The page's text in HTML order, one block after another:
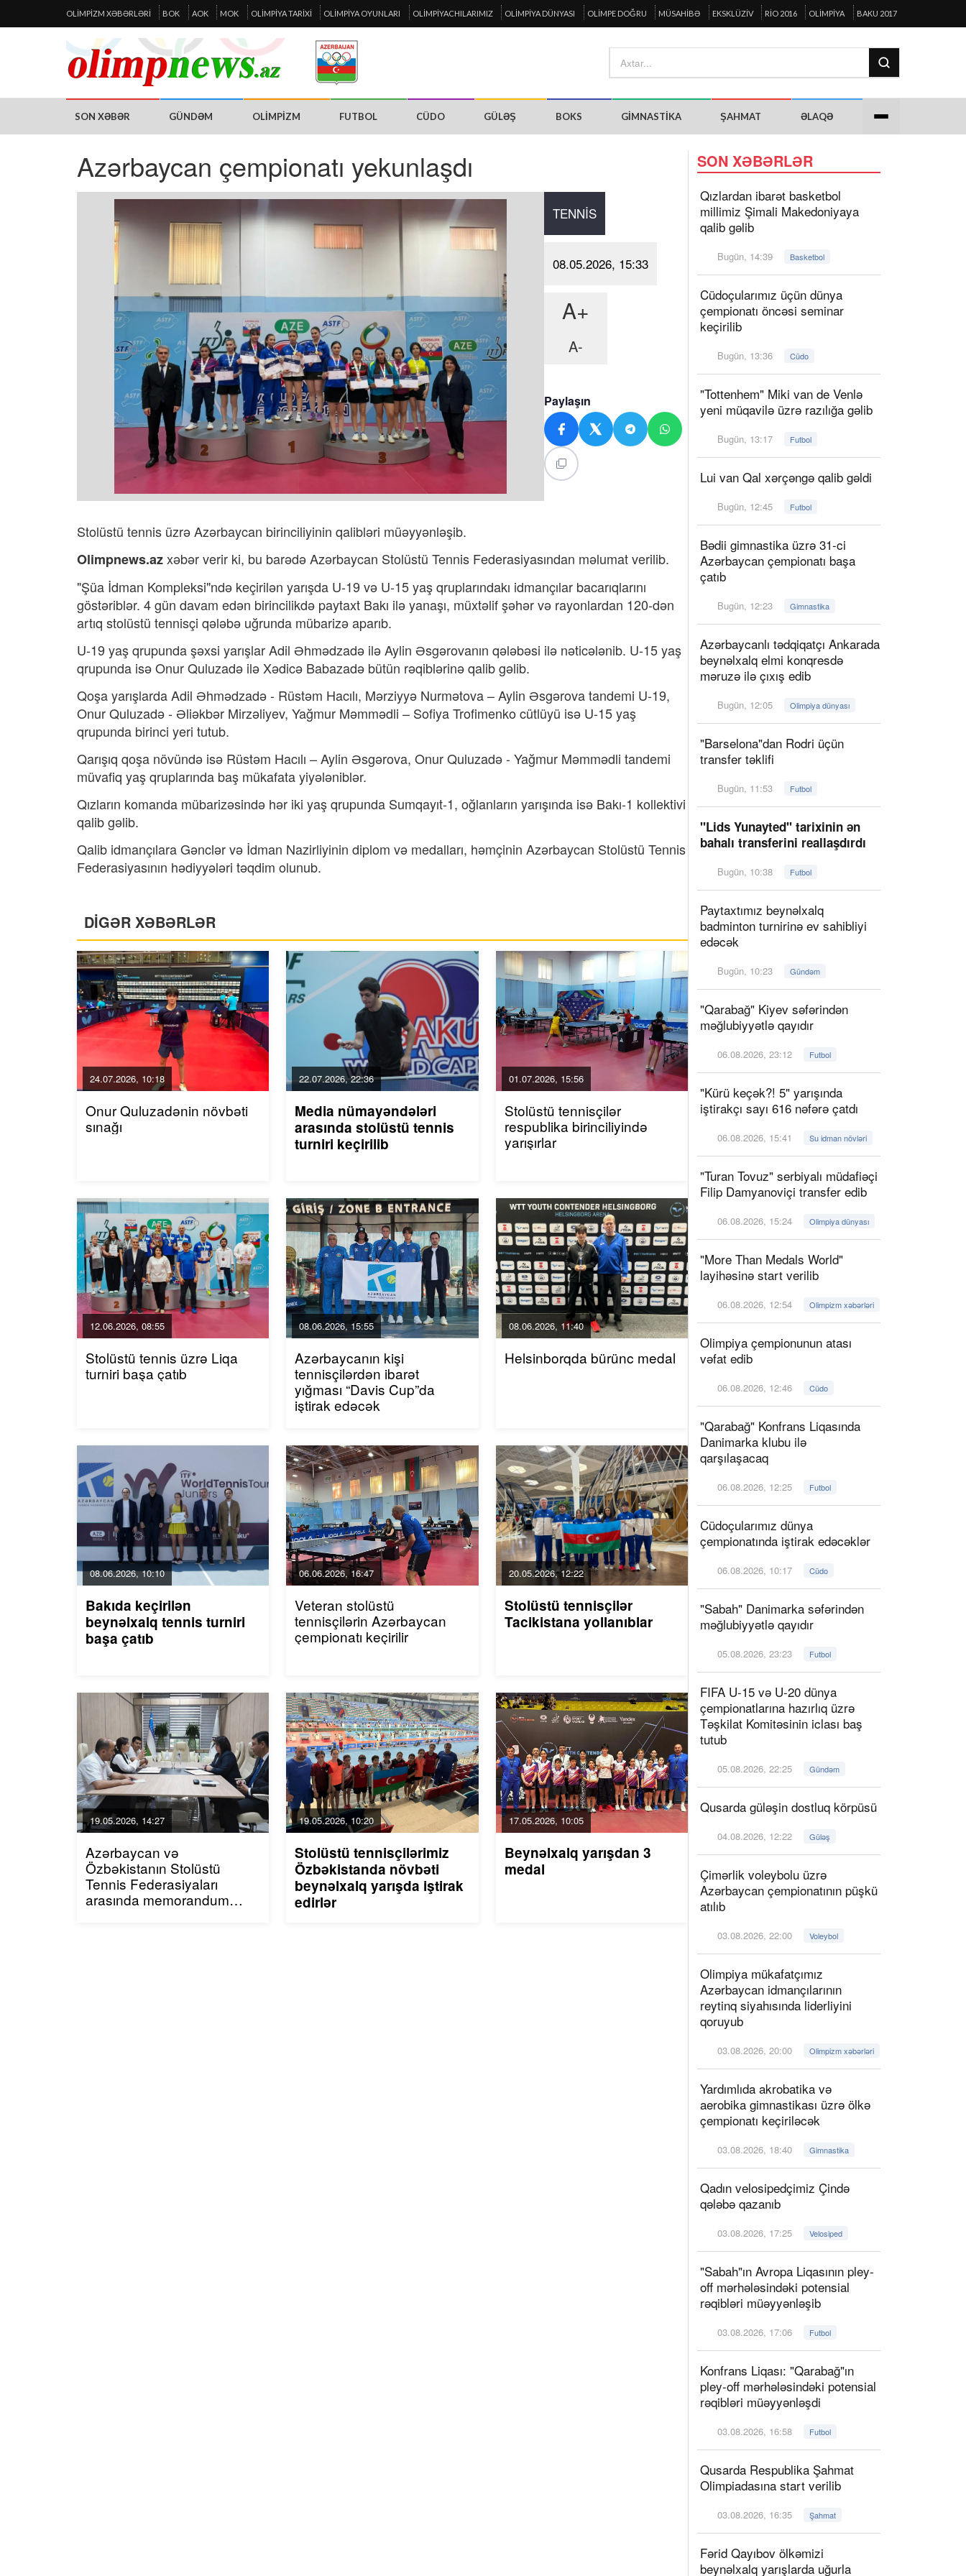
OLIMPIZM XƏBƏRLƏRI BOK AOK MOK OLIMPIYA TARIXI OLIMPIYA OYUNLARI OLIMPIYACHILARIMIZ OLIMPIYA DÜNYASI OLIMPE DOĞRU MÜSAHIBƏ EKSKLÜZIV RIO 2016 OLIMPIYA BAKU 2017
SON XƏBƏR GÜNDƏM OLIMPIZM FUTBOL CÜDO GÜLƏŞ BOKS GIMNASTIKA ŞAHMAT ƏLAQƏ
Azərbaycan çempionatı yekunlaşdı
TENNIS
08.05.2026, 15:33
A+
A-
Paylaşın
Stolüstü tennis üzrə Azərbaycan birinciliyinin qalibləri müəyyənləşib.
Olimpnews.azxəbər verir ki, bu barədəAzərbaycan Stolüstü Tennis Federasiyasından məlumat verilib.
"Şüa İdman Kompleksi"ndə keçirilən yarışda U-19 və U-15 yaş qruplarındakı idmançılar bacarıqlarını
göstəriblər. 4 gün davam edən birincilikdə paytaxt Bakı ilə yanaşı, müxtəlif şəhər və rayonlardan 120-dən
artıq stolüstü tennisçi qələbə uğrunda mübarizə aparıb.
U-19 yaş qrupunda şəxsi yarışlar Adil Əhmədzadə ilə Aylin Əsgərovanın qələbəsi ilə nəticələnib. U-15 yaş
qrupunda isə Onur Quluzadə ilə Xədicə Babazadə bütün rəqiblərinə qalib gəlib.
Qoşa yarışlarda Adil Əhmədzadə - Rüstəm Hacılı, Mərziyyə Nurmətova – Aylin Əsgərova tandemi U-19,
Onur Quluzadə - Əliəkbər Mirzəliyev, Yağmur Məmmədli – Sofiya Trofimenko cütlüyü isə U-15 yaş
qrupunda birinci yeri tutub.
Qarışıq qoşa növündə isə Rüstəm Hacılı – Aylin Əsgərova, Onur Quluzadə - Yağmur Məmmədli tandemi
müvafiq yaş qruplarında baş mükafata yiyələniblər.
Qızların komanda mübarizəsində hər iki yaş qrupunda Sumqayıt-1, oğlanların yarışında isə Bakı-1 kollektivi
qalib gəlib.
Qalib idmançılara Gənclər və İdman Nazirliyinin diplom və medalları, həmçinin Azərbaycan Stolüstü Tennis
Federasiyasının hədiyyələri təqdim olunub.
DİGƏR XƏBƏRLƏR
24.07.2026, 10:18
Onur Quluzadənin növbəti
sınağı
22.07.2026, 22:36
Media nümayəndələri
arasında stolüstü tennis
turniri keçirilib
01.07.2026, 15:56
Stolüstü tennisçilər
respublika birinciliyində
yarışırlar
12.06.2026, 08:55
Stolüstü tennis üzrə Liqa
turniri başa çatıb
08.06.2026, 15:55
Azərbaycanın kişi
tennisçilərdən ibarət
yığması “Davis Cup”da
iştirak edəcək
08.06.2026, 11:40
Helsinborqda bürünc medal
08.06.2026, 10:10
Bakıda keçirilən
beynəlxalq tennis turniri
başa çatıb
06.06.2026, 16:47
Veteran stolüstü
tennisçilərin Azərbaycan
çempionatı keçirilir
20.05.2026, 12:22
Stolüstü tennisçilər
Tacikistana yollanıblar
19.05.2026, 14:27
Azərbaycan və
Özbəkistanın Stolüstü
Tennis Federasiyaları
arasında memorandum
19.05.2026, 10:20
Stolüstü tennisçilərimiz
Özbəkistanda növbəti
beynəlxalq yarışda iştirak
edirlər
17.05.2026, 10:05
Beynəlxalq yarışdan 3
medal
SON XƏBƏRLƏR
Qızlardan ibarət basketbol
millimiz Şimali Makedoniyaya
qalib gəlib
Bugün, 14:39 Basketbol
Cüdoçularımız üçün dünya
çempionatı öncəsi seminar
keçirilib
Bugün, 13:36 Cüdo
"Tottenhem" Miki van de Venlə
yeni müqavilə üzrə razılığa gəlib
Bugün, 13:17 Futbol
Lui van Qal xərçəngə qalib gəldi
Bugün, 12:45 Futbol
Bədii gimnastika üzrə 31-ci
Azərbaycan çempionatı başa
çatıb
Bugün, 12:23 Gimnastika
Azərbaycanlı tədqiqatçı Ankarada
beynəlxalq elmi konqresdə
məruzə ilə çıxış edib
Bugün, 12:05 Olimpiya dünyası
"Barselona"dan Rodri üçün
transfer təklifi
Bugün, 11:53 Futbol
"Lids Yunayted" tarixinin ən
bahalı transferini reallaşdırdı
Bugün, 10:38 Futbol
Paytaxtımız beynəlxalq
badminton turnirinə ev sahibliyi
edəcək
Bugün, 10:23 Gündəm
"Qarabağ" Kiyev səfərindən
məğlubiyyətlə qayıdır
06.08.2026, 23:12 Futbol
"Kürü keçək?! 5" yarışında
iştirakçı sayı 616 nəfərə çatdı
06.08.2026, 15:41 Su idman növləri
"Turan Tovuz" serbiyalı müdafiəçi
Filip Damyanoviçi transfer edib
06.08.2026, 15:24 Olimpiya dünyası
"More Than Medals World"
layihəsinə start verilib
06.08.2026, 12:54 Olimpizm xəbərləri
Olimpiya çempionunun atası
vəfat edib
06.08.2026, 12:46 Cüdo
"Qarabağ" Konfrans Liqasında
Danimarka klubu ilə
qarşılaşacaq
06.08.2026, 12:25 Futbol
Cüdoçularımız dünya
çempionatında iştirak edəcəklər
06.08.2026, 10:17 Cüdo
"Sabah" Danimarka səfərindən
məğlubiyyətlə qayıdır
05.08.2026, 23:23 Futbol
FIFA U-15 və U-20 dünya
çempionatlarına hazırlıq üzrə
Təşkilat Komitəsinin iclası baş
tutub
05.08.2026, 22:25 Gündəm
Qusarda güləşin dostluq körpüsü
04.08.2026, 12:22 Güləş
Çimərlik voleybolu üzrə
Azərbaycan çempionatının püşkü
atılıb
03.08.2026, 22:00 Voleybol
Olimpiya mükafatçımız
Azərbaycan idmançılarının
reytinq siyahısında liderliyini
qoruyub
03.08.2026, 20:00 Olimpizm xəbərləri
Yardımlıda akrobatika və
aerobika gimnastikası üzrə ölkə
çempionatı keçiriləcək
03.08.2026, 18:40 Gimnastika
Qadın velosipedçimiz Çində
qələbə qazanıb
03.08.2026, 17:25 Velosiped
"Sabah"ın Avropa Liqasının pley-
off mərhələsindəki potensial
rəqibləri müəyyənləşib
03.08.2026, 17:06 Futbol
Konfrans Liqası: "Qarabağ"ın
pley-off mərhələsindəki potensial
rəqibləri müəyyənləşdi
03.08.2026, 16:58 Futbol
Qusarda Respublika Şahmat
Olimpiadasına start verilib
03.08.2026, 16:35 Şahmat
Fərid Qayıbov ölkəmizi
beynəlxalq yarışlarda uğurla